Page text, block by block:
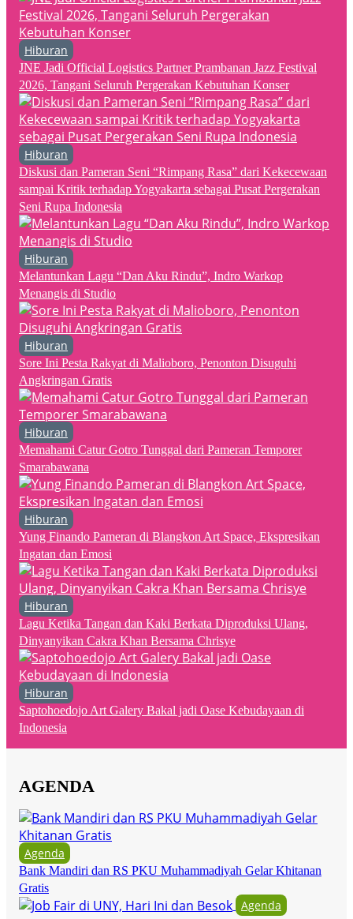
Hiburan
JNE Jadi Official Logistics Partner Prambanan Jazz Festival
2026, Tangani Seluruh Pergerakan Kebutuhan Konser
Hiburan
Diskusi dan Pameran Seni “Rimpang Rasa” dari Kekecewaan
sampai Kritik terhadap Yogyakarta sebagai Pusat Pergerakan
Seni Rupa Indonesia
Hiburan
Melantunkan Lagu “Dan Aku Rindu”, Indro Warkop
Menangis di Studio
Hiburan
Sore Ini Pesta Rakyat di Malioboro, Penonton Disuguhi
Angkringan Gratis
Hiburan
Memahami Catur Gotro Tunggal dari Pameran Temporer
Smarabawana
Hiburan
Yung Finando Pameran di Blangkon Art Space, Ekspresikan
Ingatan dan Emosi
Hiburan
Lagu Ketika Tangan dan Kaki Berkata Diproduksi Ulang,
Dinyanyikan Cakra Khan Bersama Chrisye
Hiburan
Saptohoedojo Art Galery Bakal jadi Oase Kebudayaan di
Indonesia
AGENDA
Agenda
Bank Mandiri dan RS PKU Muhammadiyah Gelar Khitanan
Gratis
Agenda